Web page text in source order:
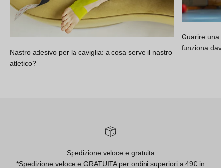
Nastro adesivo per la caviglia: a cosa serve il nastro
atletico?
Guarire una
funziona
Spedizione veloce e gratuita
*Spedizione veloce e GRATUITA per ordini superiori a 49€ in